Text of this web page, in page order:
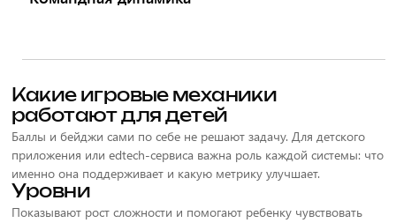
Какие игровые механики
работают для детей
Баллы и бейджи сами по себе не решают задачу. Для детского
приложения или edtech-сервиса важна роль каждой системы: что
именно она поддерживает и какую метрику улучшает.
Уровни
Показывают рост сложности и помогают ребенку чувствовать